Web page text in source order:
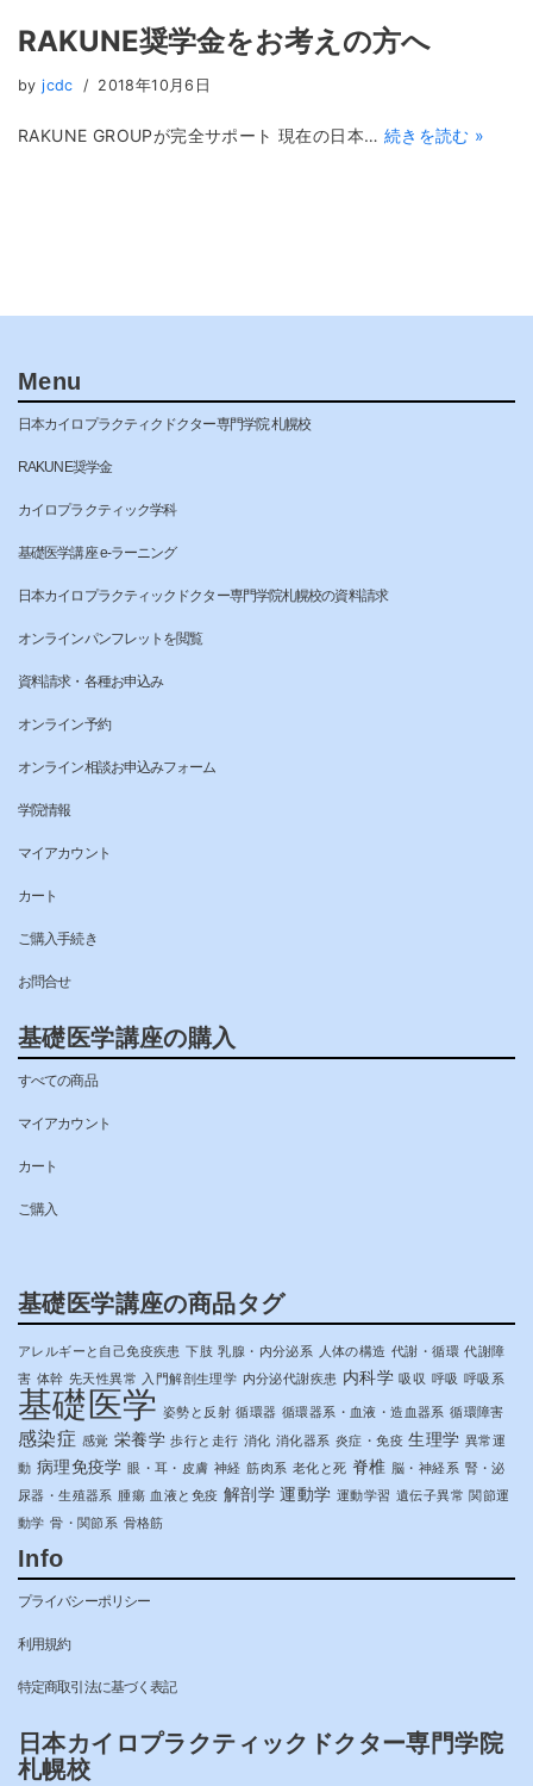
RAKUNE奨学金をお考えの方へ
byjcdc 2018年10月6日
RAKUNE GROUPが完全サポート 現在の日本… 続きを読む »
Menu
日本カイロプラクティクドクター専門学院 札幌校
RAKUNE奨学金
カイロプラクティック学科
基礎医学講座 e-ラーニング
日本カイロプラクティックドクター専門学院札幌校の資料請求
オンラインパンフレットを閲覧
資料請求・各種お申込み
オンライン予約
オンライン相談お申込みフォーム
学院情報
マイアカウント
カート
ご購入手続き
お問合せ
基礎医学講座の購入
すべての商品
マイアカウント
カート
ご購入
基礎医学講座の商品タグ
アレルギーと自己免疫疾患 下肢 乳腺・内分泌系 人体の構造 代謝・循環 代謝障
害 体幹 先天性異常 入門解剖生理学 内分泌代謝疾患 内科学 吸収 呼吸 呼吸系
基礎医学 姿勢と反射 循環器 循環器系・血液・造血器系 循環障害
感染症 感覚 栄養学 歩行と走行 消化 消化器系 炎症・免疫 生理学 異常運
動 病理免疫学 眼・耳・皮膚 神経 筋肉系 老化と死 脊椎 脳・神経系 腎・泌
尿器・生殖器系 腫瘍 血液と免疫 解剖学 運動学 運動学習 遺伝子異常 関節運
動学 骨・関節系 骨格筋
Info
プライバシーポリシー
利用規約
特定商取引法に基づく表記
日本カイロプラクティックドクター専門学院
札幌校